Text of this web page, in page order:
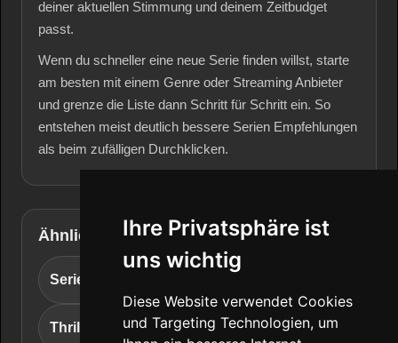
Ihre Privatsphäre ist
uns wichtig
Diese Website verwendet Cookies
und Targeting Technologien, um
deiner aktuellen Stimmung und deinem Zeitbudget
passt.
Wenn du schneller eine neue Serie finden willst, starte
am besten mit einem Genre oder Streaming Anbieter
und grenze die Liste dann Schritt für Schritt ein. So
entstehen meist deutlich bessere Serien Empfehlungen
als beim zufälligen Durchklicken.
Ähnliche Charts entdecken
Serien Geheimtipps
Thriller Serien